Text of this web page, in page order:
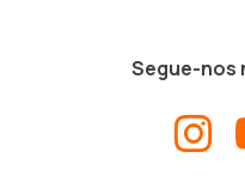
Segue-nos